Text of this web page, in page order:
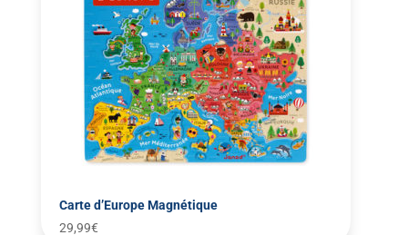
Carte d’Europe Magnétique
29,99€